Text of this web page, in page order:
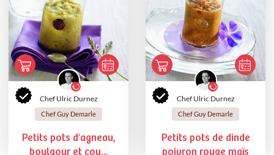
Chef Ulric Durnez
Chef Guy Demarle
Petits pots d'agneau,
boulgour et cou...
Chef Ulric Durnez
Chef Guy Demarle
Petits pots de dinde
poivron rouge maïs